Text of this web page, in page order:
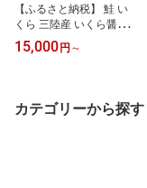
【ふるさと納税】 鮭 い
くら 三陸産 いくら醤油
漬け(鮭卵)牛乳瓶160g 1
本 3本 プチプチ感強め。
瓶 冷凍 イクラ ikura 数量
限定
15,000円 ～
カテゴリーから探す